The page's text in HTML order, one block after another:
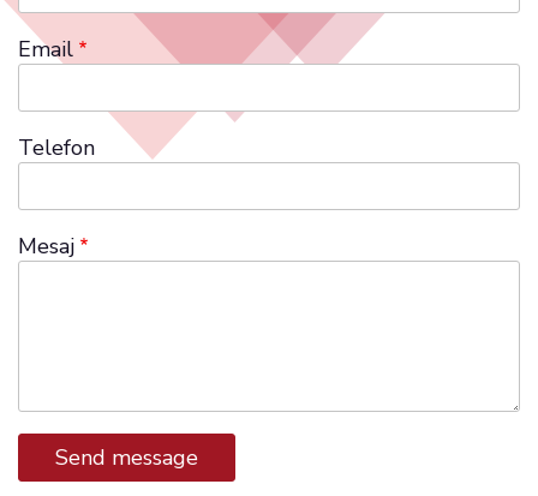
Email
Telefon
Mesaj